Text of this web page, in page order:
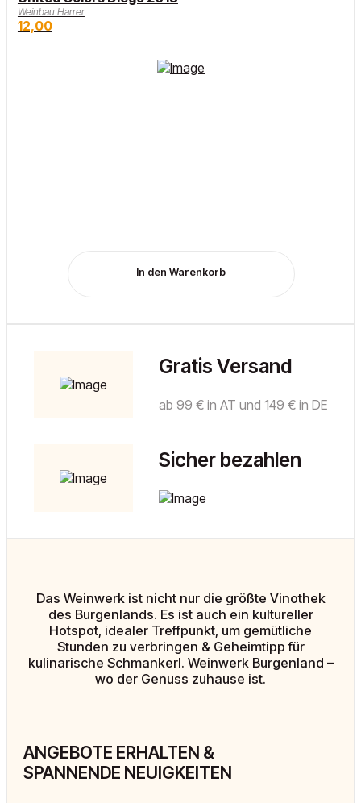
Weinbau Harrer
12,00
In den Warenkorb
Gratis Versand
ab 99 € in AT und 149 € in DE
Sicher bezahlen
Das Weinwerk ist nicht nur die größte Vinothek
des Burgenlands. Es ist auch ein kultureller
Hotspot, idealer Treffpunkt, um gemütliche
Stunden zu verbringen & Geheimtipp für
kulinarische Schmankerl. Weinwerk Burgenland –
wo der Genuss zuhause ist.
ANGEBOTE ERHALTEN &
SPANNENDE NEUIGKEITEN